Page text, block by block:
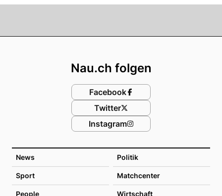
News Politik
Sport Matchcenter
People Wirtschaft
Nau.ch folgen
Facebook
Twitter
Instagram